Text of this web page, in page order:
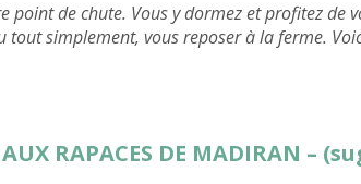
point de chute. Vous y dormez et profitez de
tout simplement, vous reposer à la ferme.
AUX RAPACES DE MADIRAN –